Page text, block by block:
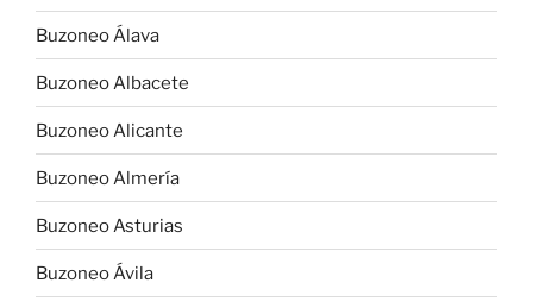
Buzoneo Álava
Buzoneo Albacete
Buzoneo Alicante
Buzoneo Almería
Buzoneo Asturias
Buzoneo Ávila